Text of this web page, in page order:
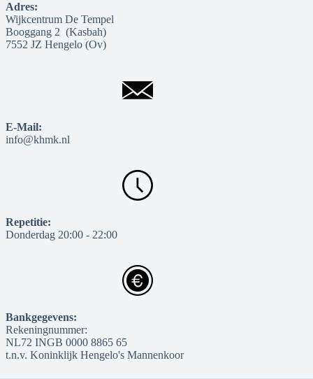
Adres:
Wijkcentrum De Tempel
Booggang 2 (Kasbah)
7552 JZ Hengelo (Ov)
E-Mail:
info@khmk.nl
Repetitie:
Donderdag 20:00 - 22:00
Bankgegevens:
Rekeningnummer:
NL72 INGB 0000 8865 65
t.n.v. Koninklijk Hengelo's Mannenkoor